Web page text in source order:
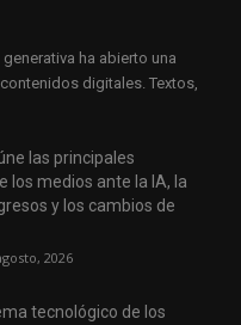
ha abierto una
digitales. Textos,
las principales
los medios ante la IA, la
y los cambios de
2026
tecnológico de los